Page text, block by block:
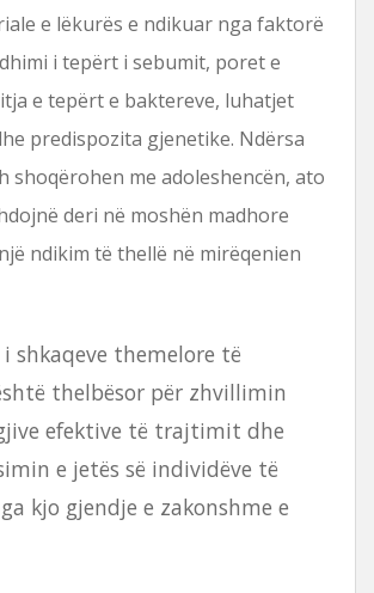
e lëkurës e ndikuar nga faktorë
i tepërt i sebumit, poret e
e tepërt e baktereve, luhatjet
predispozita gjenetike. Ndërsa
shoqërohen me adoleshencën, ato
deri në moshën madhore
ndikim të thellë në mirëqenien
shkaqeve themelore të
thelbësor për zhvillimin
efektive të trajtimit dhe
e jetës së individëve të
kjo gjendje e zakonshme e